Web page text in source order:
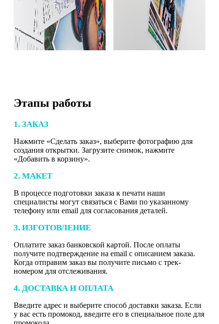
Этапы работы
1. ЗАКАЗ
Нажмите «Сделать заказ», выберите фотографию для
создания открытки. Загрузите снимок, нажмите
«Добавить в корзину».
2. МАКЕТ
В процессе подготовки заказа к печати наши
специалисты могут связаться с Вами по указанному
телефону или email для согласования деталей.
3. ИЗГОТОВЛЕНИЕ
Оплатите заказ банковской картой. После оплаты
получите подтверждение на email с описанием заказа.
Когда отправим заказ вы получите письмо с трек-
номером для отслеживания.
4. ДОСТАВКА И ОПЛАТА
Введите адрес и выберите способ доставки заказа. Если
у вас есть промокод, введите его в специальное поле для